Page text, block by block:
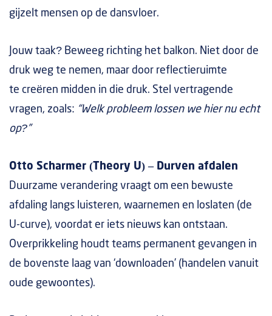
gijzelt mensen op de dansvloer.
Jouw taak? Beweeg richting het balkon. Niet door de
druk weg te nemen, maar door reflectieruimte
te creëren midden in die druk. Stel vertragende
vragen, zoals: “Welk probleem lossen we hier nu echt
op?”
Otto Scharmer (Theory U) – Durven afdalen
Duurzame verandering vraagt om een bewuste
afdaling langs luisteren, waarnemen en loslaten (de
U-curve), voordat er iets nieuws kan ontstaan.
Overprikkeling houdt teams permanent gevangen in
de bovenste laag van ‘downloaden’ (handelen vanuit
oude gewoontes).